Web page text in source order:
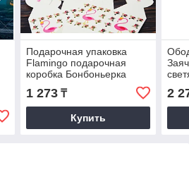
Подарочная упаковка
Flamingo подарочная
коробка Бонбоньерка
картонная
1 273₸
Купить
2